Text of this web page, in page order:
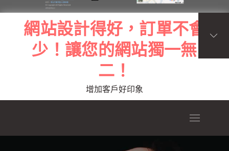
Skip
to
content
網站設計得好，訂單不會
少！讓您的網站獨一無
二！
增加客戶好印象